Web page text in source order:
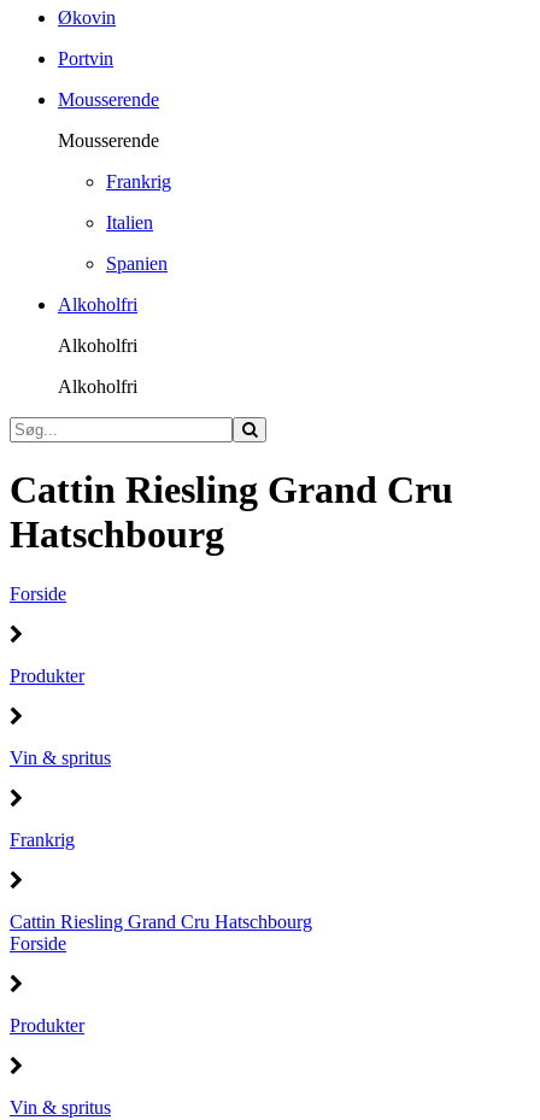
Økovin
Portvin
Mousserende
Mousserende
Frankrig
Italien
Spanien
Alkoholfri
Alkoholfri
Alkoholfri
Cattin Riesling Grand Cru
Hatschbourg
Forside
Produkter
Vin & spritus
Frankrig
Cattin Riesling Grand Cru Hatschbourg
Forside
Produkter
Vin & spritus